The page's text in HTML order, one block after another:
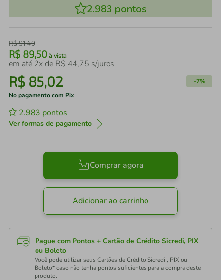
2.983 pontos
R$91,49
R$ 89,50 à vista
em até 2x de R$ 44,75 s/juros
R$ 85,02 -7%
No pagamento com Pix
2.983 pontos
Ver formas de pagamento
Comprar agora
Adicionar ao carrinho
Pague com Pontos + Cartão de Crédito Sicredi, PIX
ou Boleto
Você pode utilizar seus Cartões de Crédito Sicredi , PIX ou
Boleto* caso não tenha pontos suficientes para a compra deste
produto.